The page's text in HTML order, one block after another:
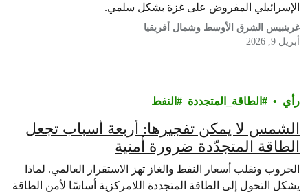
الإسرائيلي المفروض على غزة بشكل سلمي.
غرينبيس الشرق الأوسط وشمال أفريقيا
أبريل 9, 2026
رأي‎ الطاقة_المتجددة النفط
الشمس لا يمكن تفجيرها: أربعة أسباب تجعل
الطاقة المتجدّدة ضرورة أمنية
الحروب وتقلب أسعار النفط والغاز تهز الاستقرار العالمي. لماذا
يشكل التحول إلى الطاقة المتجددة اللامركزية أساسًا لأمن الطاقة